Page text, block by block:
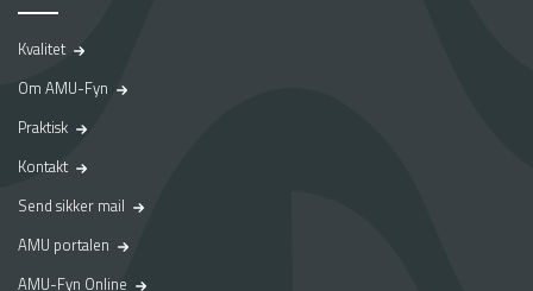
EKSAMEN AF?
HVAD INDEBÆRER FORPRØVEN?
ER DET SVÆRT AT BLIVE KØRELÆRER?
Kvalitet
Om AMU-Fyn
Praktisk
Kontakt
Send sikker mail
AMU portalen
AMU-Fyn Online